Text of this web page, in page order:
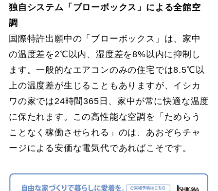
独自システム「ブローボックス」による全館空
調
国際特許出願中の「ブローボックス」は、家中
の温度差を2℃以内、湿度差を8%以内に抑制し
ます。一般的なエアコンのみの住宅では8.5℃以
上の温度差が生じることもありますが、イシカ
ワの家では24時間365日、家中が常に快適な温度
に保たれます。この高性能な空調を「ためらう
ことなく稼働させられる」のは、あおぞらチャ
ージによる安価な電気代であればこそです。